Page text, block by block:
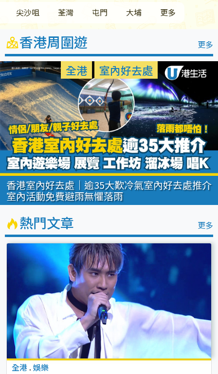
尖沙咀 荃灣 屯門 大埔 更多
香港周圍遊 更多
多區 室內好去處
香港拍拖好去處｜逾12項情侶活動/室內戶外約
會地點推介 郊遊/賞日落/工作坊
熱門文章 更多
全港 . 娛樂